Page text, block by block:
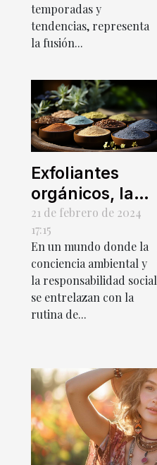
temporadas y
tendencias, representa
la fusión...
Exfoliantes
orgánicos, la
nueva
tendencia en
belleza
21 de febrero de 2024
17:15
En un mundo donde la
conciencia ambiental y
la responsabilidad social
se entrelazan con la
rutina de...